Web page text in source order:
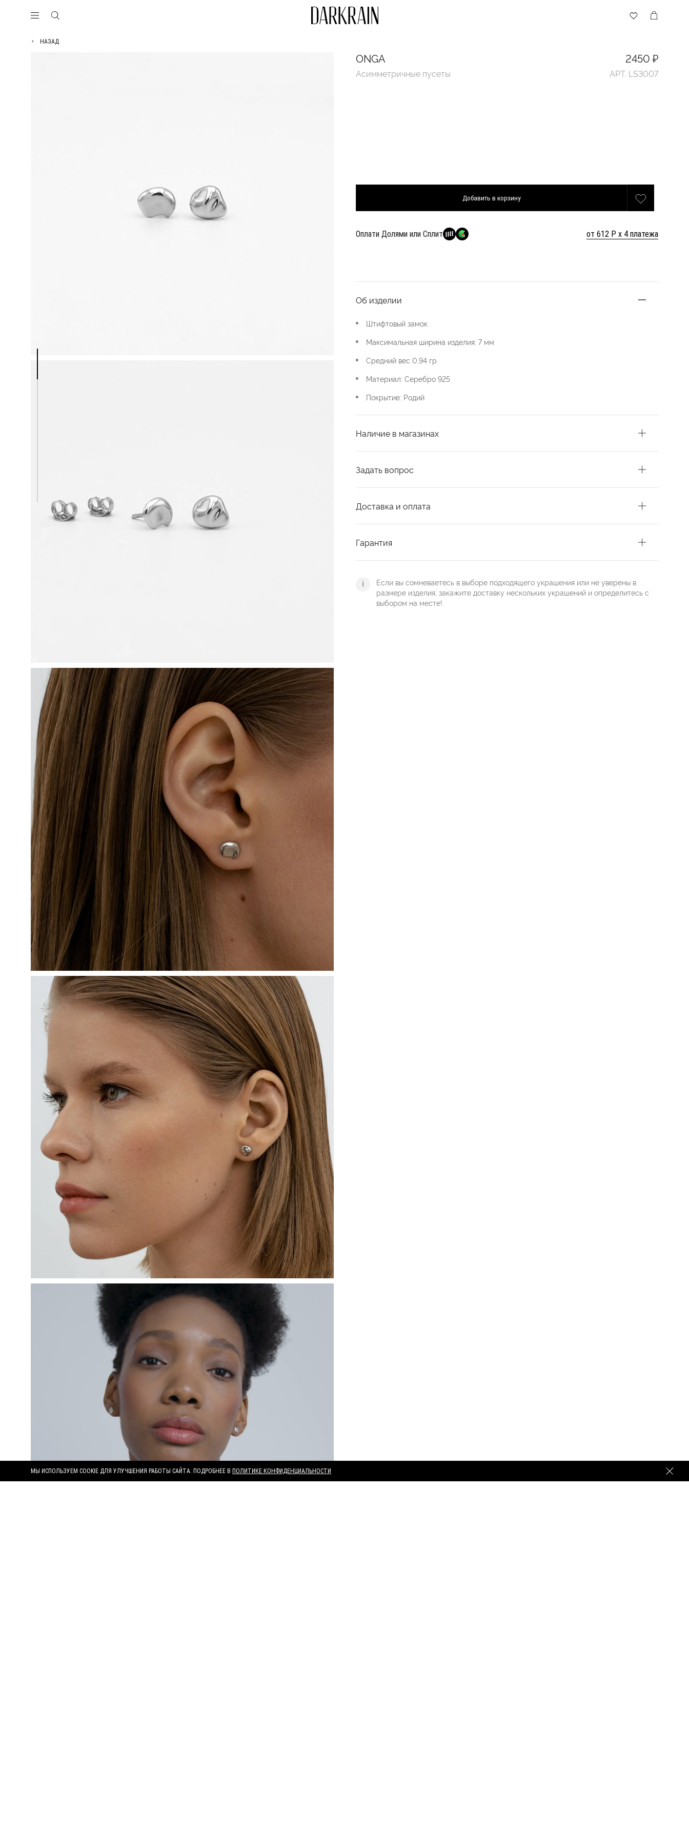
НАЗАД
ONGA 2450 ₽
Асимметричные пусеты АРТ. LS3007
Добавить в корзину
Оплати Долями или Сплит от 612 Р х 4 платежа
Об изделии
Штифтовый замок
Максимальная ширина изделия: 7 мм
Средний вес 0,94 гр
Материал: Серебро 925
Покрытие: Родий
Наличие в магазинах
Задать вопрос
Доставка и оплата
Гарантия
Если вы сомневаетесь в выборе подходящего украшения или не уверены в
размере изделия, закажите доставку нескольких украшений и определитесь с
выбором на месте!
МЫ ИСПОЛЬЗУЕМ COOKIE ДЛЯ УЛУЧШЕНИЯ РАБОТЫ САЙТА. ПОДРОБНЕЕ В ПОЛИТИКЕ КОНФИДЕНЦИАЛЬНОСТИ